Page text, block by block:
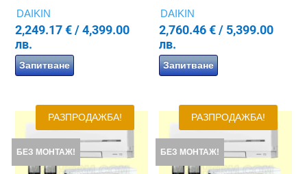
DAIKIN
2,249.17€ / 4,399.00
лв.
Запитване
DAIKIN
2,760.46€/ 5,399.00
лв.
Запитване
РАЗПРОДАЖБА!
БЕЗ МОНТАЖ!
РАЗПРОДАЖБА!
БЕЗ МОНТАЖ!